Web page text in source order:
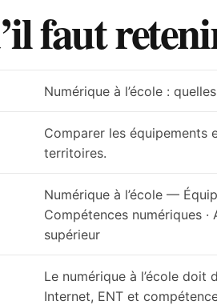
faut
Numérique à l’école :
Comparer les équipements
territoires.
Numérique à l’école —
Compétences numériques
supérieur
Le numérique à l’école doit
Internet, ENT et